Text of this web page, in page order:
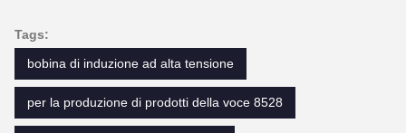
Tags:
bobina di induzione ad alta tensione
per la produzione di prodotti della voce 8528